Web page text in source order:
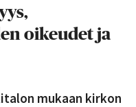
oikeudet ja
mukaan kirkon